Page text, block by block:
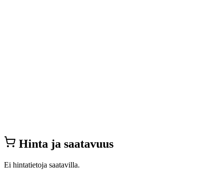
Hinta ja saatavuus
Ei hintatietoja saatavilla.